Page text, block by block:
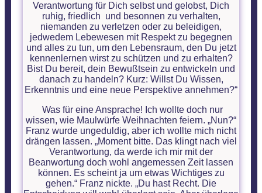
Verantwortung für Dich selbst und gelobst, Dich
ruhig, friedlich und besonnen zu verhalten,
niemanden zu verletzen oder zu beleidigen,
jedwedem Lebewesen mit Respekt zu begegnen
und alles zu tun, um den Lebensraum, den Du jetzt
kennenlernen wirst zu schützen und zu erhalten?
Bist Du bereit, dein Bewußtsein zu entwickeln und
danach zu handeln? Kurz: Willst Du Wissen,
Erkenntnis und eine neue Perspektive annehmen?“
Was für eine Ansprache! Ich wollte doch nur
wissen, wie Maulwürfe Weihnachten feiern. „Nun?“
Franz wurde ungeduldig, aber ich wollte mich nicht
drängen lassen. „Moment bitte. Das klingt nach viel
Verantwortung, da werde ich mir mit der
Beanwortung doch wohl angemessen Zeit lassen
können. Es scheint ja um etwas Wichtiges zu
gehen.“ Franz nickte. „Du hast Recht. Die